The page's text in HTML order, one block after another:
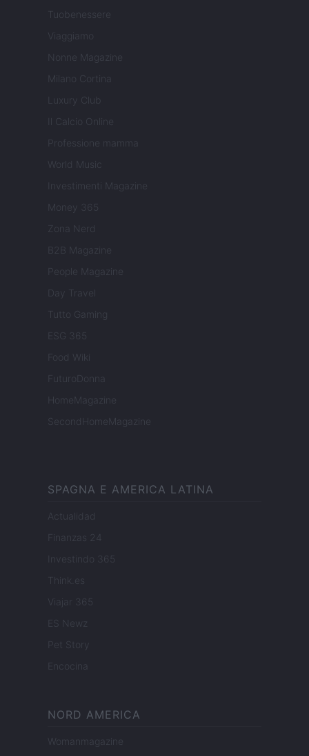
Tuobenessere
Viaggiamo
Nonne Magazine
Milano Cortina
Luxury Club
Il Calcio Online
Professione mamma
World Music
Investimenti Magazine
Money 365
Zona Nerd
B2B Magazine
People Magazine
Day Travel
Tutto Gaming
ESG 365
Food Wiki
FuturoDonna
HomeMagazine
SecondHomeMagazine
SPAGNA E AMERICA LATINA
Actualidad
Finanzas 24
Investindo 365
Think.es
Viajar 365
ES Newz
Pet Story
Encocina
NORD AMERICA
Womanmagazine